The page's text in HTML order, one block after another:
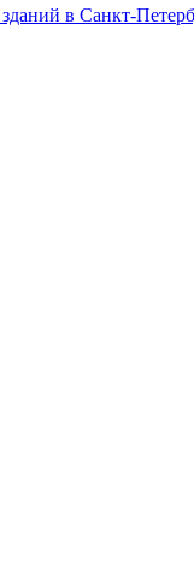
в Санкт-